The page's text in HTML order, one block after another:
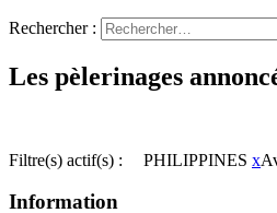
Rechercher :
Les pèlerinages
Filtre(s) actif(s) : PHILIPPINES x
Information